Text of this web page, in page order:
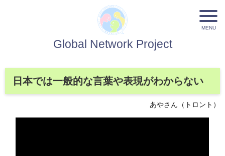
Global Network Project
日本では一般的な言葉や表現がわからない
あやさん（トロント）